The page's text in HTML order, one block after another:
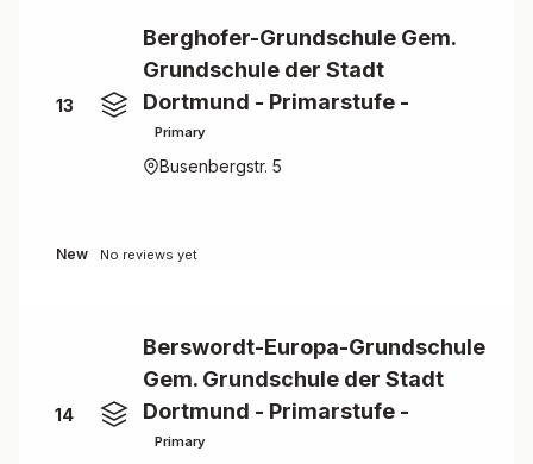
13
Berghofer-Grundschule Gem.
Grundschule der Stadt
Dortmund - Primarstufe -
Primary
Busenbergstr. 5
New No reviews yet
14
Berswordt-Europa-Grundschule
Gem. Grundschule der Stadt
Dortmund - Primarstufe -
Primary